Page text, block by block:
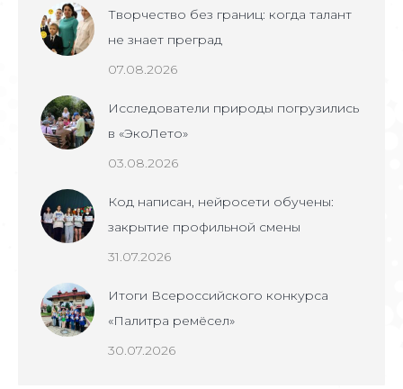
Творчество без границ: когда талант
не знает преград
07.08.2026
Исследователи природы погрузились
в «ЭкоЛето»
03.08.2026
Код написан, нейросети обучены:
закрытие профильной смены
31.07.2026
Итоги Всероссийского конкурса
«Палитра ремёсел»
30.07.2026